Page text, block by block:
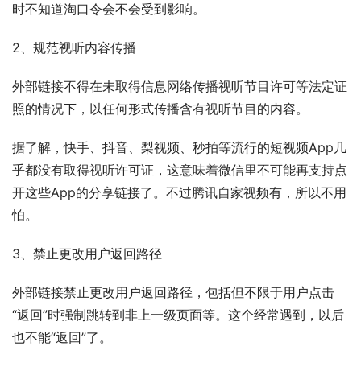
时不知道淘口令会不会受到影响。
2、规范视听内容传播
外部链接不得在未取得信息网络传播视听节目许可等法定证
照的情况下，以任何形式传播含有视听节目的内容。
据了解，快手、抖音、梨视频、秒拍等流行的短视频App几
乎都没有取得视听许可证，这意味着微信里不可能再支持点
开这些App的分享链接了。不过腾讯自家视频有，所以不用
怕。
3、禁止更改用户返回路径
外部链接禁止更改用户返回路径，包括但不限于用户点击
“返回”时强制跳转到非上一级页面等。这个经常遇到，以后
也不能“返回”了。